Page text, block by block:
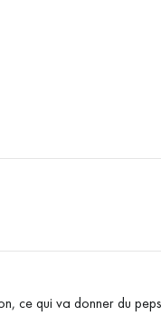
ce qui va donner du